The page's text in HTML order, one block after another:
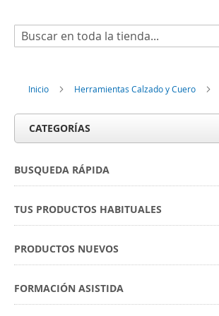
Buscar
Inicio Herramientas Calzado y Cuero
CATEGORÍAS
BUSQUEDA RÁPIDA
TUS PRODUCTOS HABITUALES
PRODUCTOS NUEVOS
FORMACIÓN ASISTIDA